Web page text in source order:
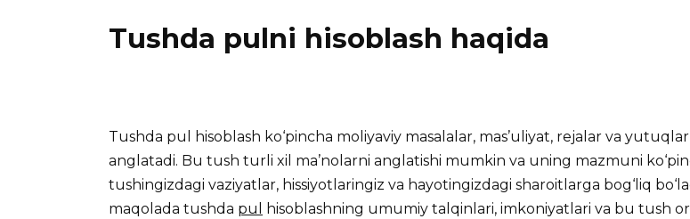
Tushda pulni hisoblash haqida
Tushda pul hisoblash ko‘pincha moliyaviy masalalar, mas’uliyat, rejalar va
anglatadi. Bu tush turli xil ma’nolarni anglatishi mumkin va uning mazmuni
tushingizdagi vaziyatlar, hissiyotlaringiz va hayotingizdagi sharoitlarga bog‘liq
maqolada tushda pul
hisoblashning umumiy talqinlari, imkoniyatlari va bu tush